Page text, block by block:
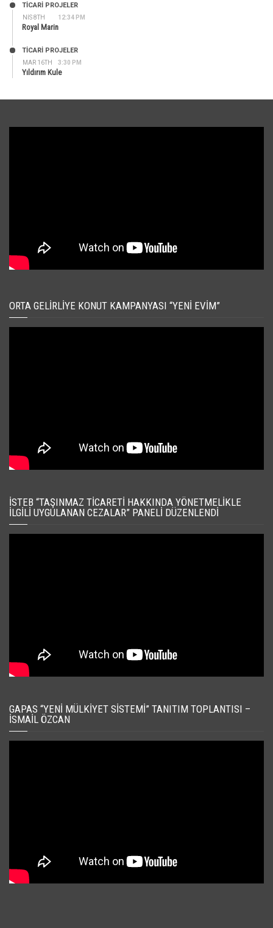
NIS 8TH 12:34 PM
TİCARİ PROJELER
Royal Marin
MAR 16TH 3:30 PM
TİCARİ PROJELER
Yıldırım Kule
ORTA GELIRLIYE KONUT KAMPANYASI “YENI EVIM”
İSTEB “TAŞINMAZ TICARETI HAKKINDA YÖNETMELIKLE
İLGILI UYGULANAN CEZALAR” PANELI DÜZENLENDI
GAPAS “YENI MÜLKIYET SISTEMI” TANITIM TOPLANTISI –
İSMAIL ÖZCAN